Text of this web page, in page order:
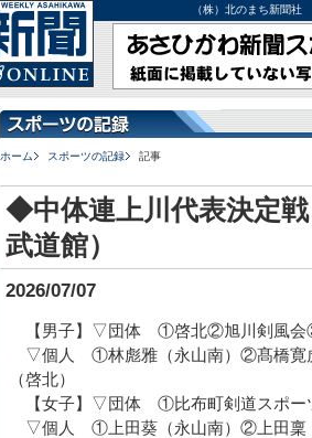
（株）北のまち新聞
ホーム スポーツの記録 記事
◆中体連上川代表決定
武道館）
2026/07/07
【男子】▽団体 ①啓北②旭川剣風会
▽個人 ①林彪雅（永山南）②髙橋寛
（啓北）
【女子】▽団体 ①比布町剣道スポー
▽個人 ①上田葵（永山南）②上田稟